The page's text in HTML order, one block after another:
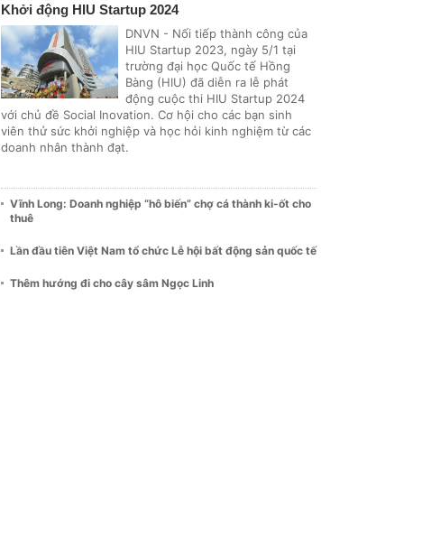
Khởi động HIU Startup 2024
DNVN - Nối tiếp thành công của
HIU Startup 2023, ngày 5/1 tại
trường đại học Quốc tế Hồng
Bàng (HIU) đã diễn ra lễ phát
động cuộc thi HIU Startup 2024
với chủ đề Social Inovation. Cơ hội cho các bạn sinh
viên thử sức khởi nghiệp và học hỏi kinh nghiệm từ các
doanh nhân thành đạt.
Vĩnh Long: Doanh nghiệp “hô biến” chợ cá thành ki-ốt cho
thuê
Lần đầu tiên Việt Nam tổ chức Lễ hội bất động sản quốc tế
Thêm hướng đi cho cây sâm Ngọc Linh